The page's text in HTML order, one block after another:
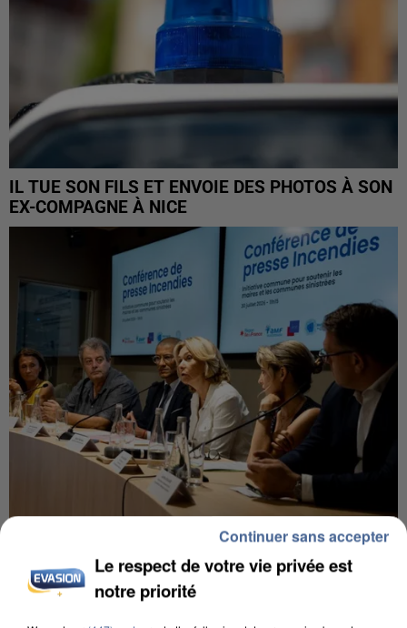
IL TUE SON FILS ET ENVOIE DES PHOTOS À SON
EX-COMPAGNE À NICE
INCENDIES : L’ÎLE-DE-FRANCE LANCE UN ÉLAN
DE SOLIDARITÉ AVEC LES...
Le respect de votre vie privée est
notre priorité
Continuer sans accepter